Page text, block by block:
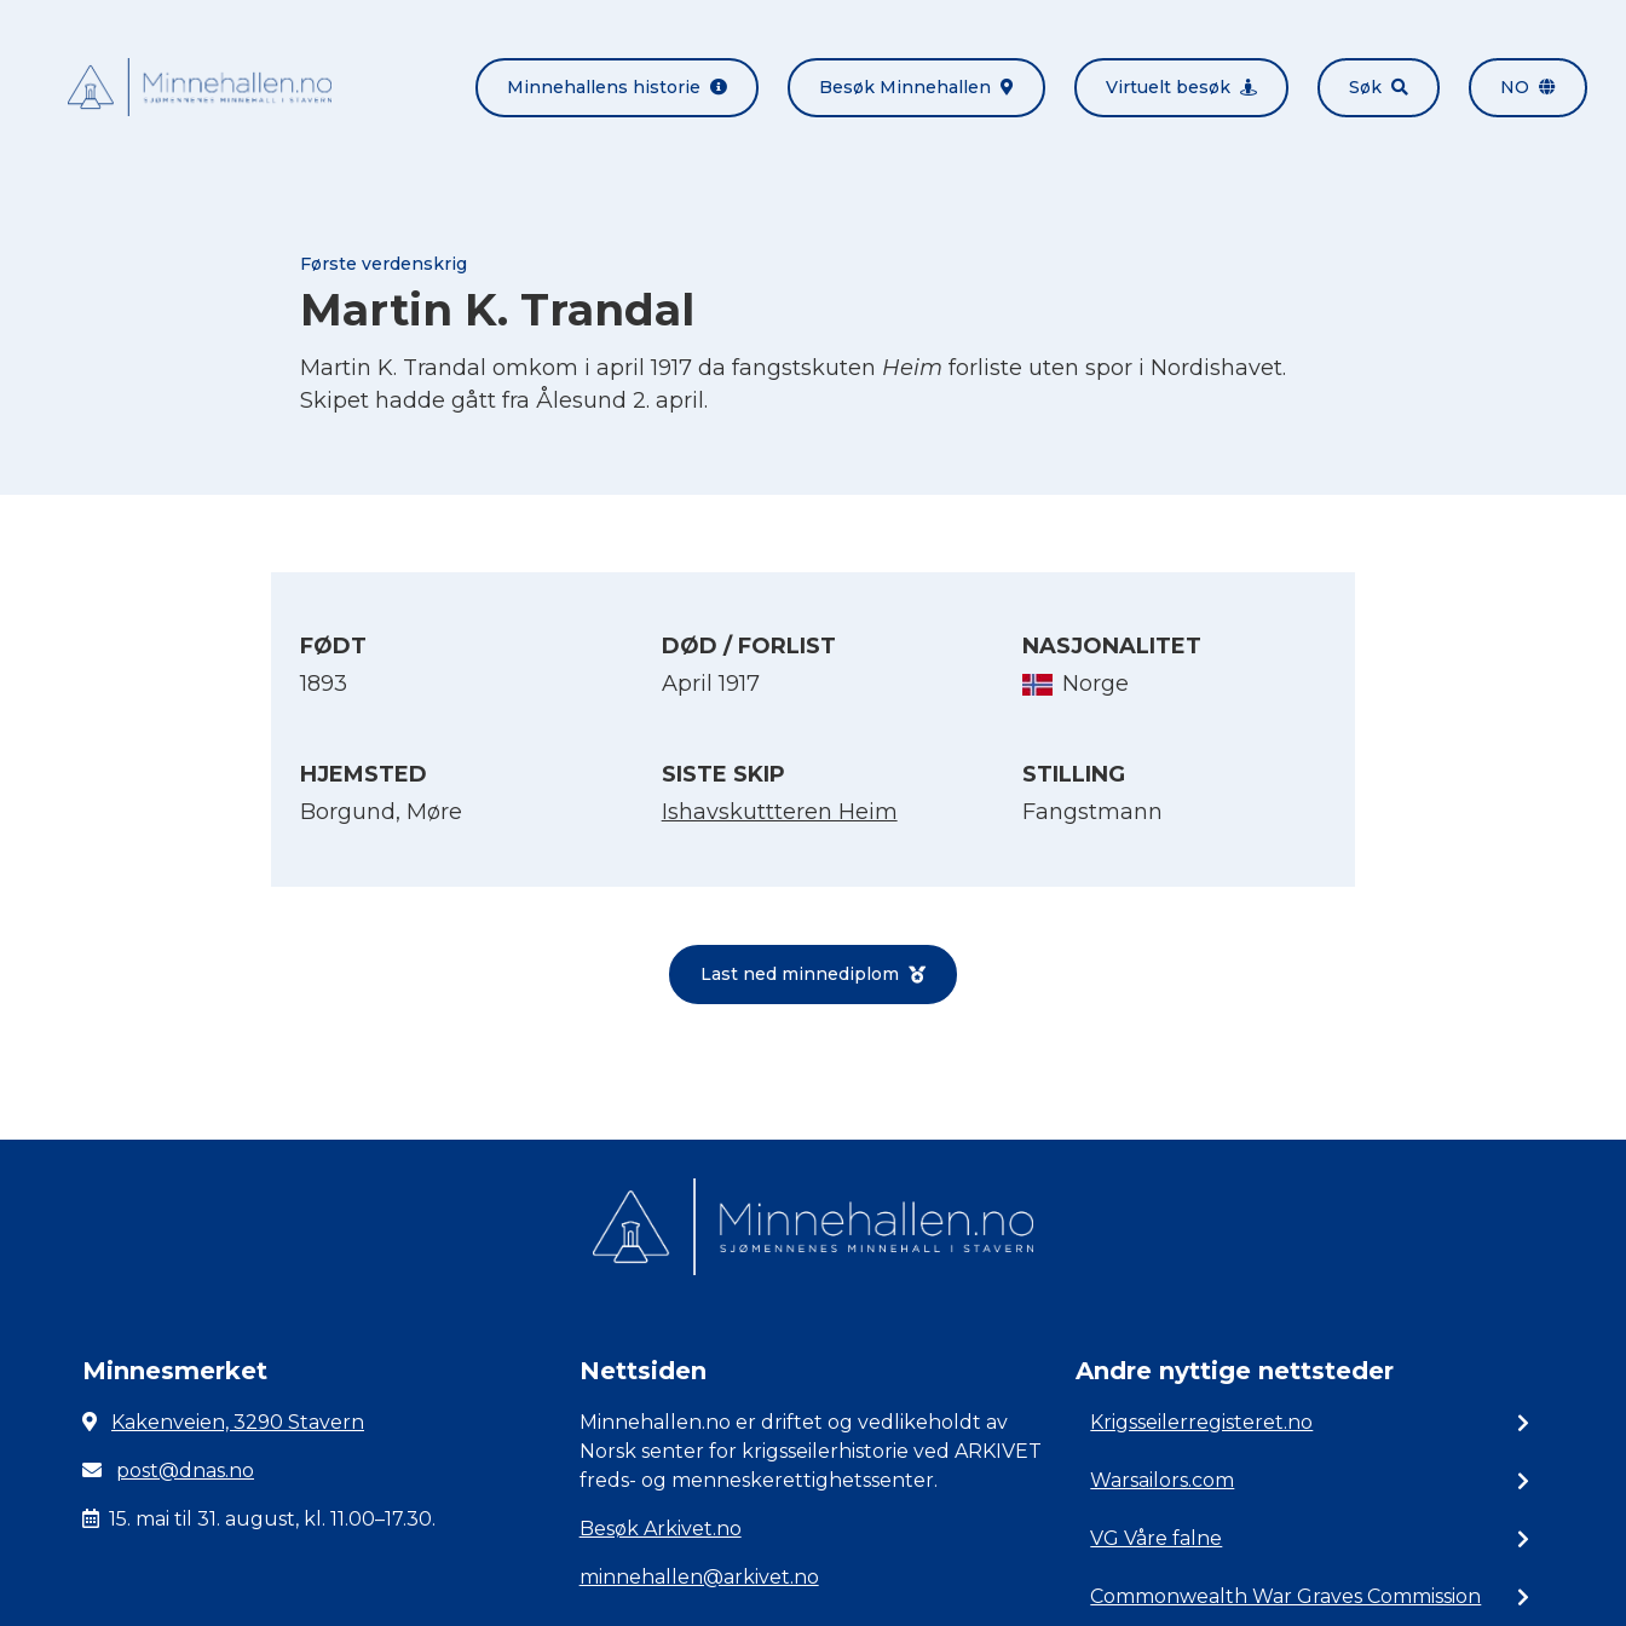
Minnehallens historie Besøk Minnehallen Virtuelt besøk Søk NO
Første verdenskrig
Martin K. Trandal
Martin K. Trandal omkom i april 1917 da fangstskuten Heim forliste uten spor i Nordishavet.
Skipet hadde gått fra Ålesund 2. april.
FØDT
1893
DØD / FORLIST
April 1917
NASJONALITET
Norge
HJEMSTED
Borgund, Møre
SISTE SKIP
Ishavskuttteren Heim
STILLING
Fangstmann
Last ned minnediplom
Minnesmerket
Kakenveien, 3290 Stavern
post@dnas.no
15. mai til 31. august, kl. 11.00–17.30.
Nettsiden
Minnehallen.no er driftet og vedlikeholdt av
Norsk senter for krigsseilerhistorie ved ARKIVET
freds- og menneskerettighetssenter.
Besøk Arkivet.no
minnehallen@arkivet.no
Andre nyttige nettsteder
Krigsseilerregisteret.no
Warsailors.com
VG Våre falne
Commonwealth War Graves Commission
Norsk bokmål